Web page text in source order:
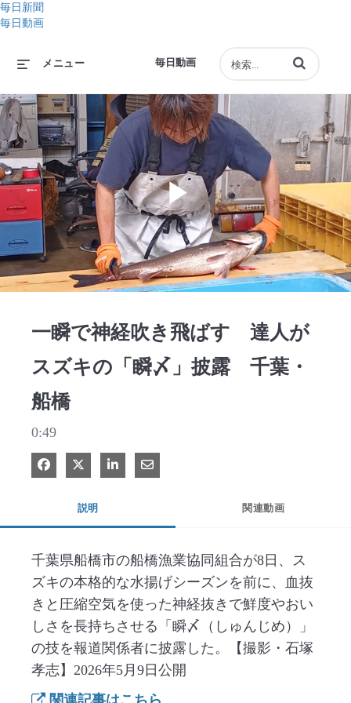
毎日新聞
毎日動画
毎日動画
メニュー 動画の検索語句
Play
一瞬で神経吹き飛ばす 達人が
スズキの「瞬〆」披露 千葉・
船橋
0:49
Facebook で共有
Xで共有する
LinkedIn で共有
電子メールで共有
説明 関連動画
千葉県船橋市の船橋漁業協同組合が8日、ス
ズキの本格的な水揚げシーズンを前に、血抜
きと圧縮空気を使った神経抜きで鮮度やおい
しさを長持ちさせる「瞬〆（しゅんじめ）」
の技を報道関係者に披露した。【撮影・石塚
孝志】2026年5月9日公開
関連記事はこちら